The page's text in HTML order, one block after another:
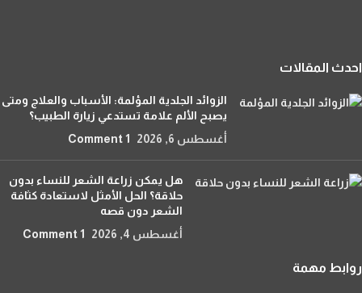
احدث المقالات
الزوائد الجلدية المؤلمة: الأسباب والعلاج ومتى
يصبح الألم علامة تستدعي زيارة الطبيب؟
أغسطس 6, 2026
1 Comment
هل يمكن زراعة الشعر للنساء بدون
حلاقة؟ الحل الأمثل لاستعادة كثافة
الشعر دون قصه
أغسطس 4, 2026
1 Comment
روابط مهمة